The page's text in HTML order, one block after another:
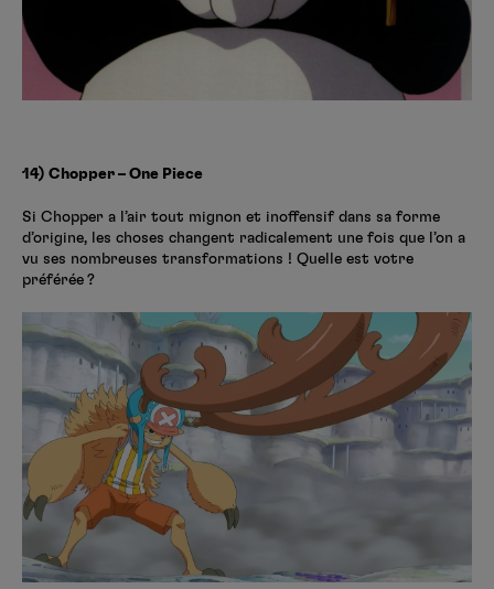
14) Chopper – One Piece
Si Chopper a l’air tout mignon et inoffensif dans sa forme
d’origine, les choses changent radicalement une fois que l’on a
vu ses nombreuses transformations ! Quelle est votre
préférée ?